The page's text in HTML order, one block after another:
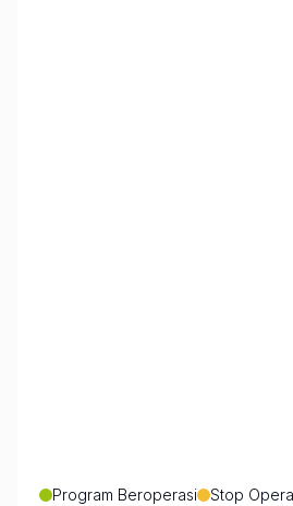
Program Beroperasi
Stop